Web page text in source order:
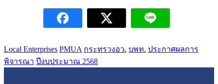
Local Enterprises PMUA กระทรวงอว. บพท. ประกาศผลการ
พิจารณา ปีงบประมาณ 2568